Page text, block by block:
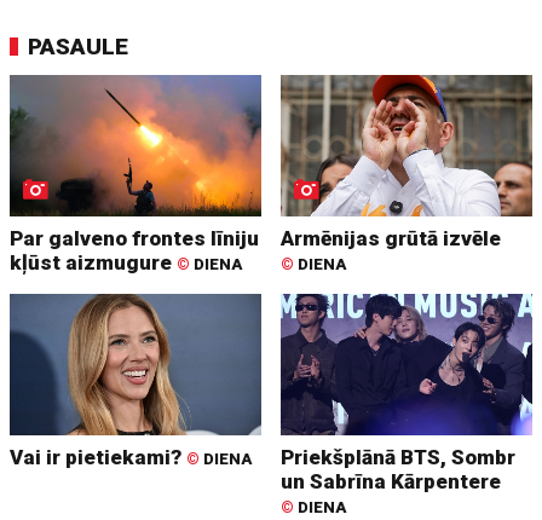
PASAULE
Par galveno frontes līniju
kļūst aizmugure © DIENA
Armēnijas grūtā izvēle
© DIENA
Vai ir pietiekami? © DIENA
Priekšplānā BTS, Sombr
un Sabrīna Kārpentere
© DIENA